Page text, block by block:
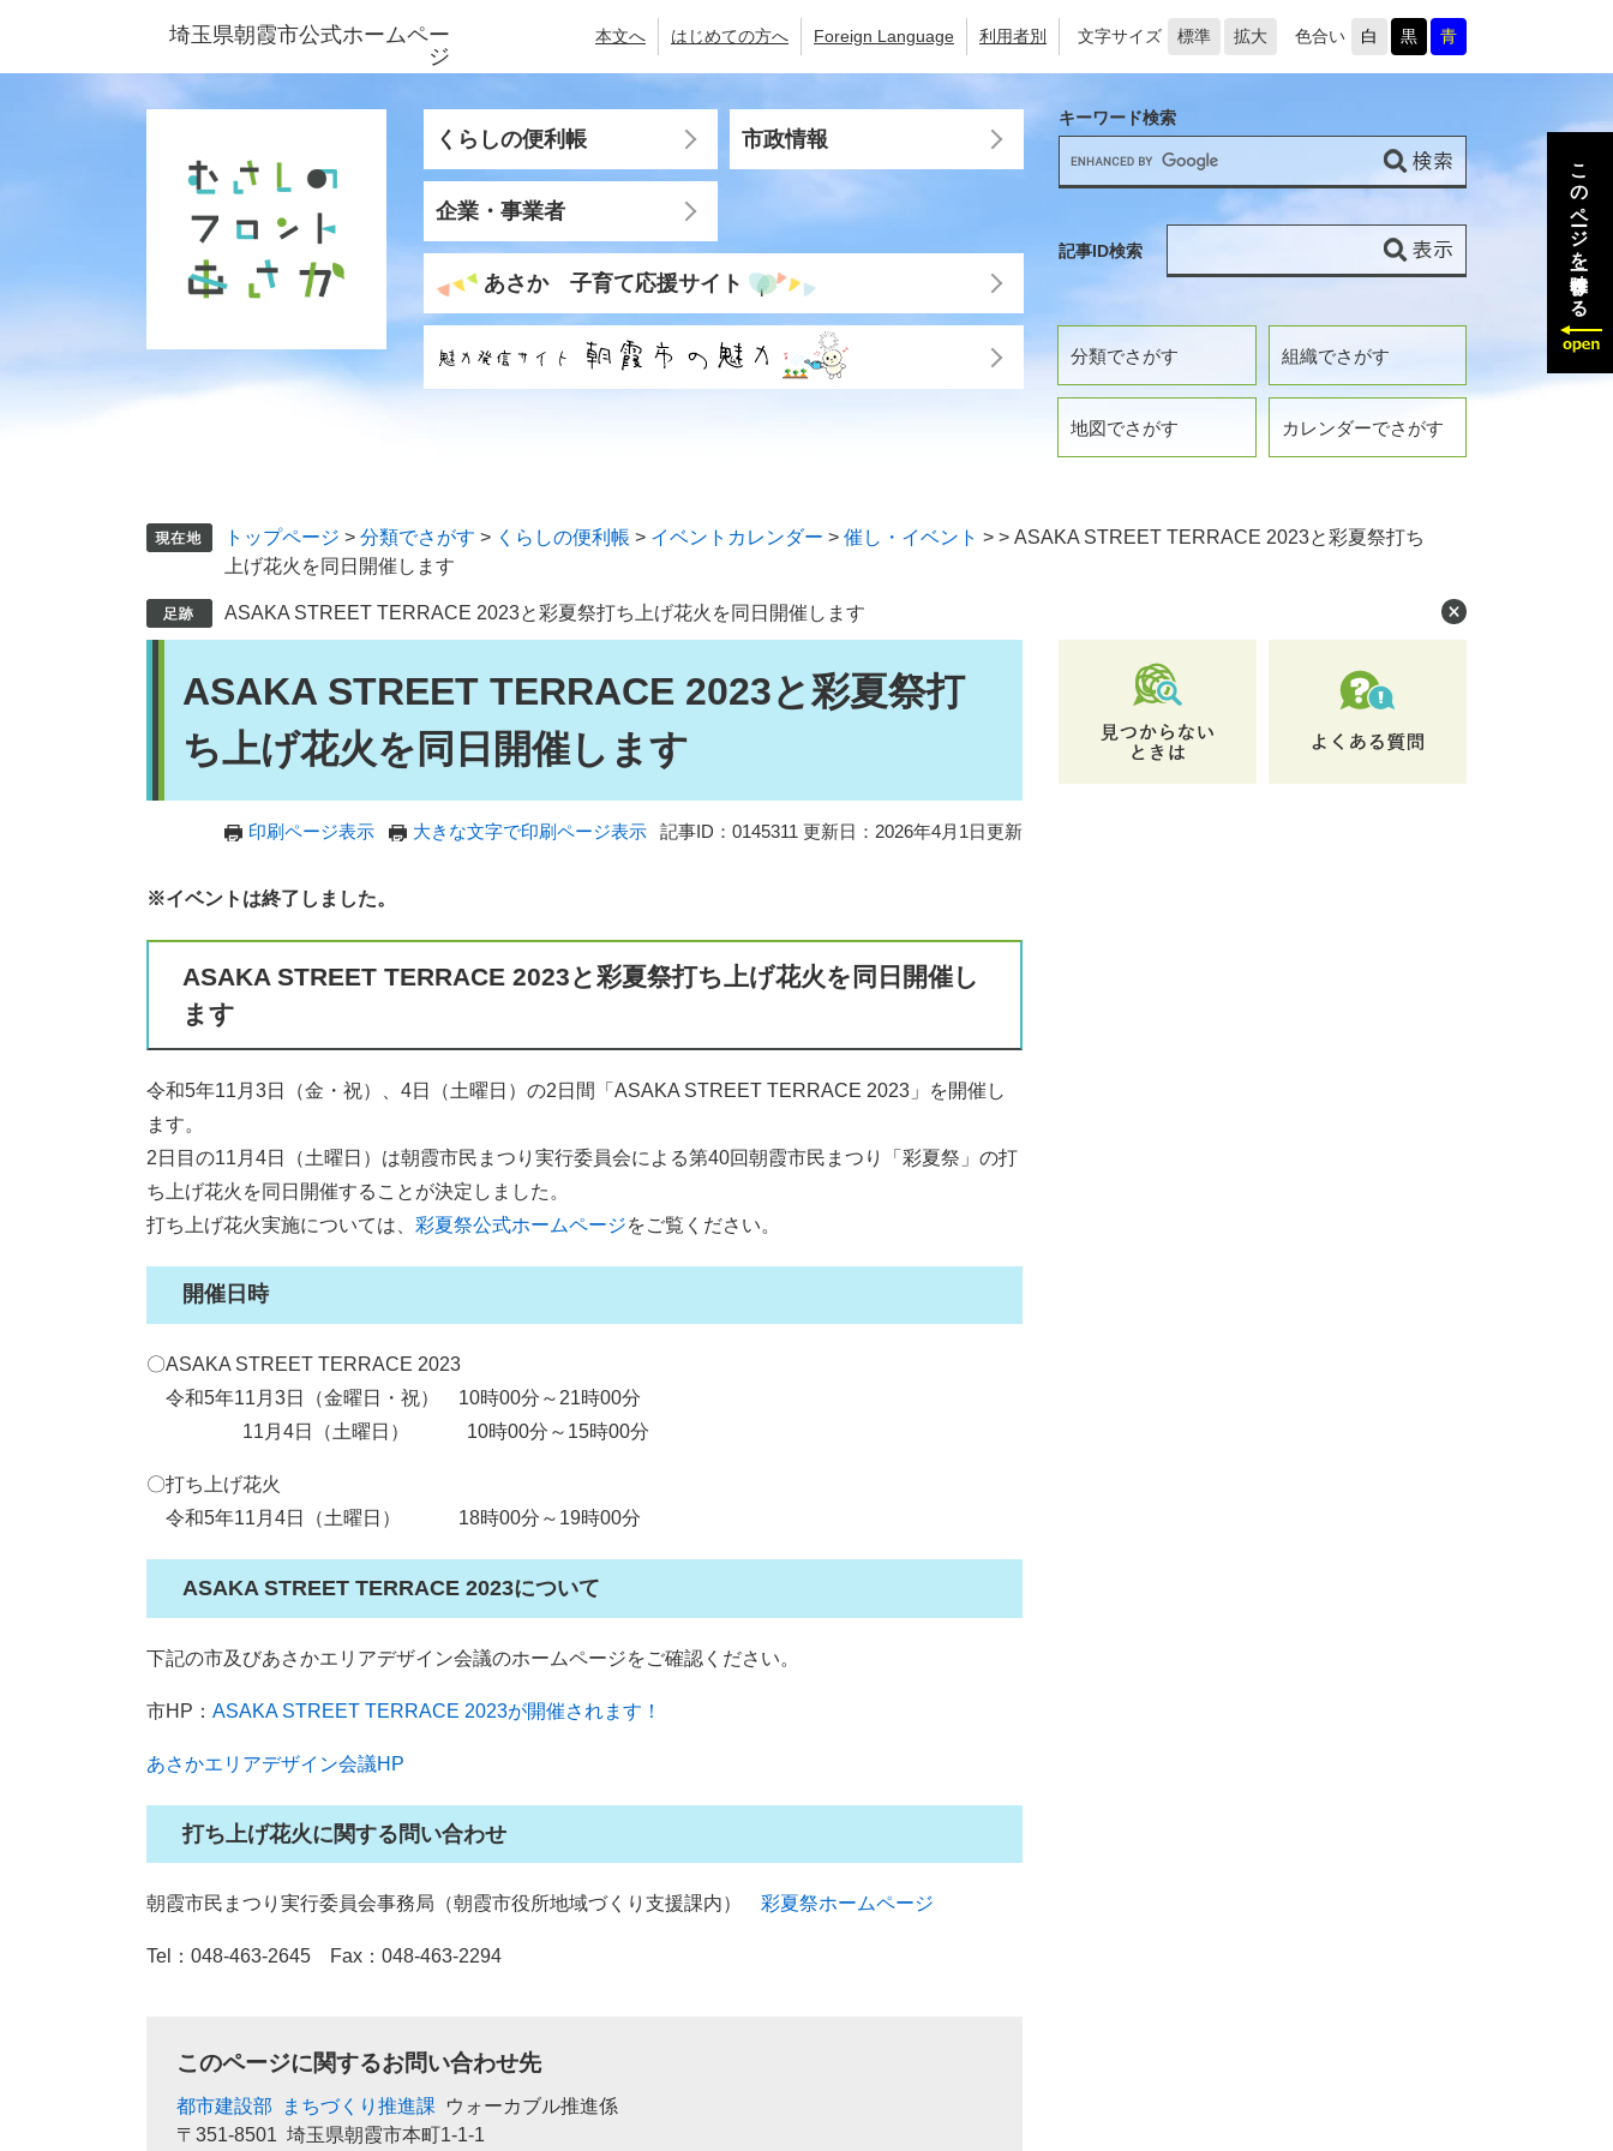
ジ
ュ
埼玉県朝霞市公式ホームペー
ジ
本文へ はじめての方へ Foreign Language 利用者別 文字サイズ 標準 拡大 色合い 白 黒 青
くらしの便利帳 市政情報
企業・事業者
あさか 子育て応援サイト
分類でさがす 組織でさがす
地図でさがす カレンダーでさがす
キーワード検索
記事ID検索
トップページ > 分類でさがす > くらしの便利帳 > イベントカレンダー > 催し・イベント > > ASAKA STREET TERRACE 2023と彩夏祭打ち
上げ花火を同日開催します
ASAKA STREET TERRACE 2023と彩夏祭打ち上げ花火を同日開催します
ASAKA STREET TERRACE 2023と彩夏祭打
ち上げ花火を同日開催します
印刷ページ表示 大きな文字で印刷ページ表示 記事ID：0145311 更新日：2026年4月1日更新
※イベントは終了しました。
ASAKA STREET TERRACE 2023と彩夏祭打ち上げ花火を同日開催し
ます
令和5年11月3日（金・祝）、4日（土曜日）の2日間「ASAKA STREET TERRACE 2023」を開催し
ます。
2日目の11月4日（土曜日）は朝霞市民まつり実行委員会による第40回朝霞市民まつり「彩夏祭」の打
ち上げ花火を同日開催することが決定しました。
打ち上げ花火実施については、 彩夏祭公式ホームページをご覧ください。
開催日時
〇ASAKA STREET TERRACE 2023
令和5年11月3日（金曜日・祝） 10時00分～21時00分
​ 11月4日（土曜日） 10時00分～15時00分
〇打ち上げ花火
令和5年11月4日（土曜日） 18時00分～19時00分
ASAKA STREET TERRACE 2023について
下記の市及びあさかエリアデザイン会議のホームページをご確認ください。
市HP： ASAKA STREET TERRACE 2023が開催されます！
あさかエリアデザイン会議HP
打ち上げ花火に関する問い合わせ
朝霞市民まつり実行委員会事務局（朝霞市役所地域づくり支援課内） 彩夏祭ホームページ
Tel：048-463-2645 Fax：048-463-2294
このページに関するお問い合わせ先
都市建設部 まちづくり推進課
ウォーカブル推進係
〒351-8501 埼玉県朝霞市本町1-1-1
このページを一時保存する